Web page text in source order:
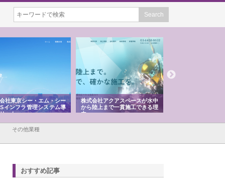
社東京シー・エム・シー
インフラ管理システム導
ット
株式会社アクアスペースが水中
から陸上まで一貫施工できる理
由
その他業種
おすすめ記事